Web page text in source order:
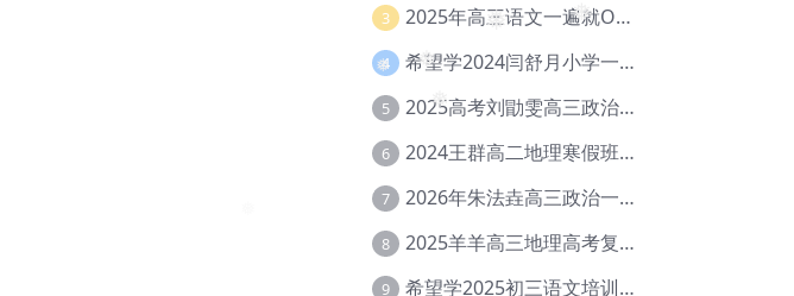
❅
❅
❅
❅
3 2025年高三语文一遍就OK高中语文体系课【Ea-028】
4 希望学2024闫舒月小学一年级英语视频教程+讲义【Cc-004】
5 2025高考刘勖雯高三政治三轮复习网课教程【Eh-061】
6 2024王群高二地理寒假班教程【Ei-075】
7 2026年朱法垚高三政治一轮复习暑假班【Eh-041】
8 2025羊羊高三地理高考复习视频教程+讲义【Ei-051】
9 希望学2025初三语文培训班秋上A+班（秋上·全国版·A+）【Da-031】